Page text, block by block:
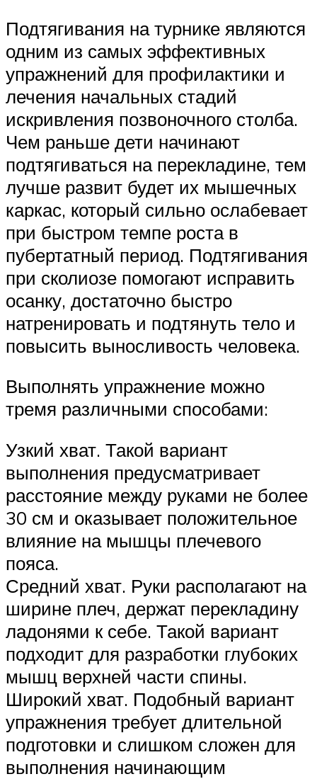
Подтягивания на турнике являются
одним из самых эффективных
упражнений для профилактики и
лечения начальных стадий
искривления позвоночного столба.
Чем раньше дети начинают
подтягиваться на перекладине, тем
лучше развит будет их мышечных
каркас, который сильно ослабевает
при быстром темпе роста в
пубертатный период. Подтягивания
при сколиозе помогают исправить
осанку, достаточно быстро
натренировать и подтянуть тело и
повысить выносливость человека.
Выполнять упражнение можно
тремя различными способами:
Узкий хват. Такой вариант
выполнения предусматривает
расстояние между руками не более
30 см и оказывает положительное
влияние на мышцы плечевого
пояса.
Средний хват. Руки располагают на
ширине плеч, держат перекладину
ладонями к себе. Такой вариант
подходит для разработки глубоких
мышц верхней части спины.
Широкий хват. Подобный вариант
упражнения требует длительной
подготовки и слишком сложен для
выполнения начинающим